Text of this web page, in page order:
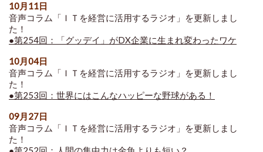
10月11日
音声コラム「ＩＴを経営に活用するラジオ」を更新しまし
た！
●第254回：「グッデイ」がDX企業に生まれ変わったワケ
10月04日
音声コラム「ＩＴを経営に活用するラジオ」を更新しまし
た！
●第253回：世界にはこんなハッピーな野球がある！
09月27日
音声コラム「ＩＴを経営に活用するラジオ」を更新しまし
た！